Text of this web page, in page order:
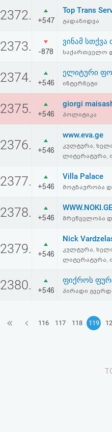
2372. +547
Top Trans
გადაზიდვა
2373. -878
ვინამ
საქართველო
2374. +546
ელიტური
ინტერნეტი
2375. +546
giorgi
პოლიტიკა
2376. +546
www.eva.ge
კულტურა,
ლიტერატურა,
2377. +546
Villa Palace
მოგზაურობა
2378. +546
WWW.NOKI.GE
მრეწველობა
2379. +546
Nick
კულტურა,
ლიტერატურა,
2380. +546
ფიქროს
პირადი
116 117 118 119